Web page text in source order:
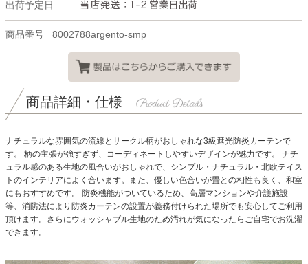
出荷予定日
商品番号 8002788argento-smp
商品詳細・仕様
ナチュラルな雰囲気の流線とサークル柄がおしゃれな3級遮光防炎カーテンで
す。
柄の主張が強すぎず、コーディネートしやすいデザインが魅力です。
ナチ
ュラル感のある生地の風合いがおしゃれで、シンプル・ナチュラル・北欧テイス
トのインテリアによく合います。また、優しい色合いが畳との相性も良く、和室
にもおすすめです。
防炎機能がついているため、高層マンションや介護施設
等、消防法により防炎カーテンの設置が義務付けられた場所でも安心してご利用
頂けます。さらにウォッシャブル生地のため汚れが気になったらご自宅でお洗濯
できます。